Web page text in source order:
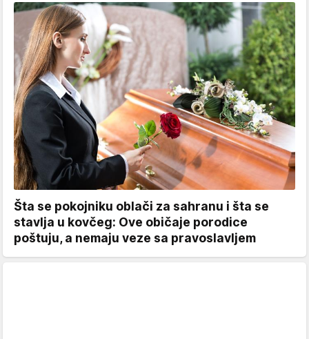
Šta se pokojniku oblači za sahranu i šta se
stavlja u kovčeg: Ove običaje porodice
poštuju, a nemaju veze sa pravoslavljem